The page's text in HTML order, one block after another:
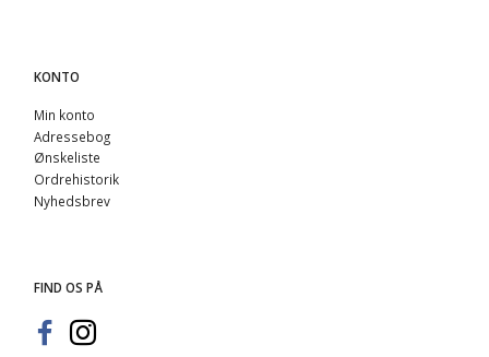
KONTO
Min konto
Adressebog
Ønskeliste
Ordrehistorik
Nyhedsbrev
FIND OS PÅ